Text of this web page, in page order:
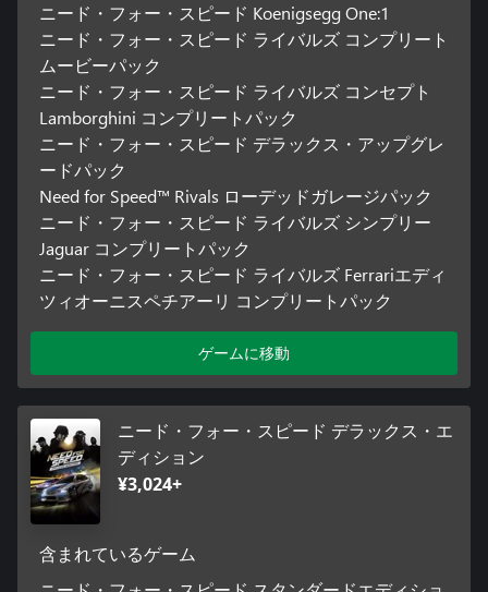
ニード・フォー・スピード Koenigsegg One:1
ニード・フォー・スピード ライバルズ コンプリート
ムービーパック
ニード・フォー・スピード ライバルズ コンセプト
Lamborghini コンプリートパック
ニード・フォー・スピード デラックス・アップグレ
ードパック
Need for Speed™ Rivals ローデッドガレージパック
ニード・フォー・スピード ライバルズ シンプリー
Jaguar コンプリートパック
ニード・フォー・スピード ライバルズ Ferrariエディ
ツィオーニスペチアーリ コンプリートパック
ゲームに移動
ニード・フォー・スピード デラックス・エ
ディション
¥3,024+
含まれているゲーム